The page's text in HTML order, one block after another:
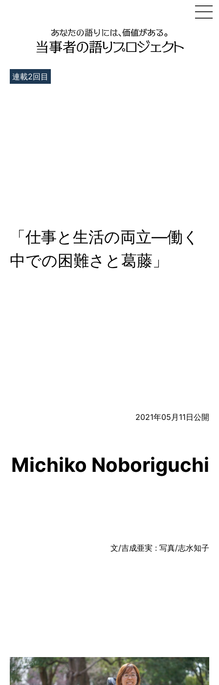
連載2回目
「仕事と生活の両立―働く
中での困難さと葛藤」
2021年05月11日公開
Michiko Noboriguchi
文/吉成亜実 : 写真/志水知子